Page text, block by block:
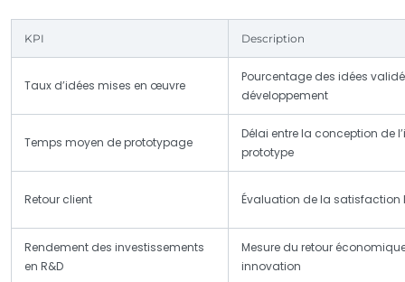
KPI Description
Taux d’idées mises en œuvre
Pourcentage des idées
développement
Temps moyen de prototypage
Délai entre la conception de
prototype
Retour client Évaluation de la satisfaction
Rendement des investissements
en R&D
Mesure du retour
innovation